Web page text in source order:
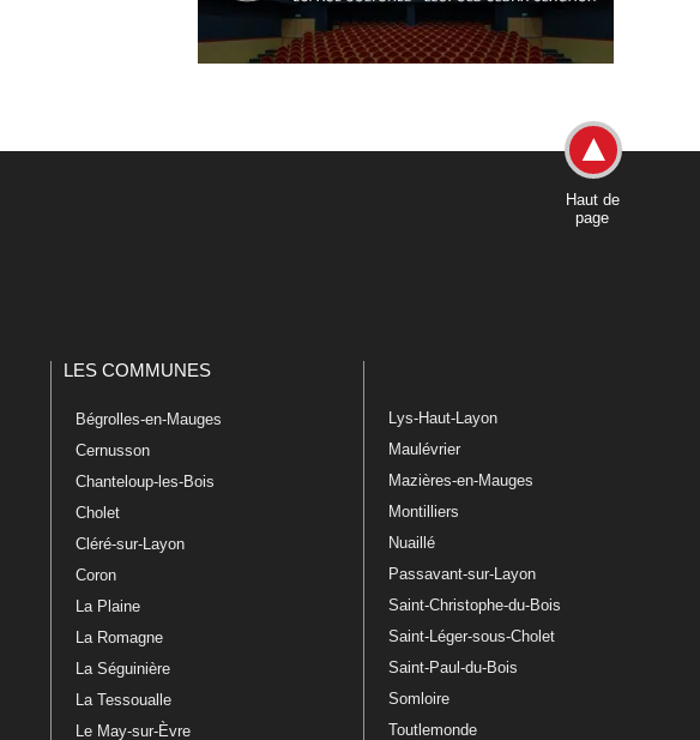
Haut de
page
LES COMMUNES
Bégrolles-en-Mauges
Cernusson
Chanteloup-les-Bois
Cholet
Cléré-sur-Layon
Coron
La Plaine
La Romagne
La Séguinière
La Tessoualle
Le May-sur-Èvre
Lys-Haut-Layon
Maulévrier
Mazières-en-Mauges
Montilliers
Nuaillé
Passavant-sur-Layon
Saint-Christophe-du-Bois
Saint-Léger-sous-Cholet
Saint-Paul-du-Bois
Somloire
Toutlemonde